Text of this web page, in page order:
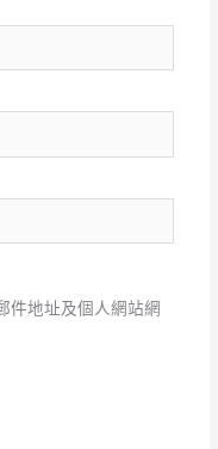
件地址及個人網站網